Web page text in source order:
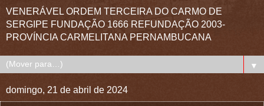
VENERÁVEL ORDEM TERCEIRA DO CARMO DE
SERGIPE FUNDAÇÃO 1666 REFUNDAÇÃO 2003-
PROVÍNCIA CARMELITANA PERNAMBUCANA
▼
domingo, 21 de abril de 2024